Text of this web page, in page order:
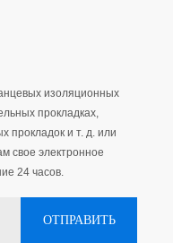
изоляционных
прокладках,
прокладок и т. д. или
свое электронное
24 часов.